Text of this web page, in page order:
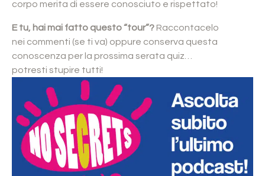
corpo merita di essere conosciuto e rispettato!
E tu, hai mai fatto questo “tour”? Raccontacelo
nei commenti (se ti va) oppure conserva questa
conoscenza per la prossima serata quiz…
potresti stupire tutti!